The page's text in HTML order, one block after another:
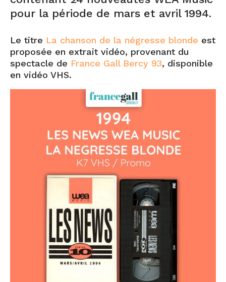
pour la période de mars et avril 1994.
Le titre La chanson de la négresse blonde est
proposée en extrait vidéo, provenant du
spectacle de France Gall Bercy 93, disponible
en vidéo VHS.